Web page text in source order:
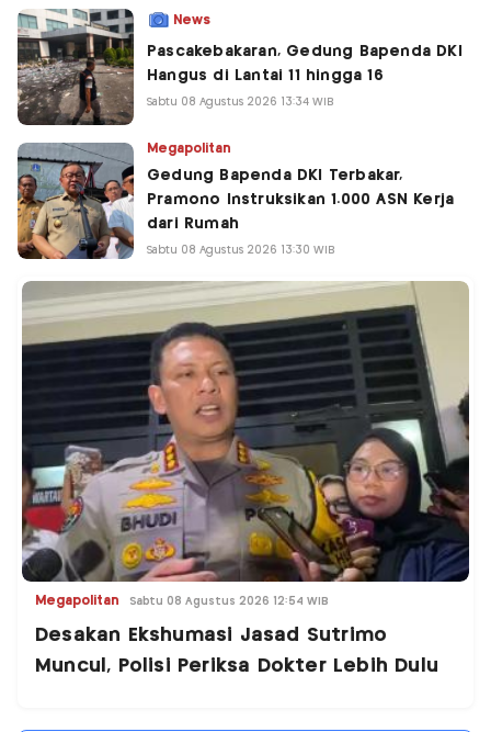
News
Pascakebakaran, Gedung Bapenda DKI
Hangus di Lantai 11 hingga 16
Sabtu 08 Agustus 2026 13:34 WIB
Megapolitan
Gedung Bapenda DKI Terbakar,
Pramono Instruksikan 1.000 ASN Kerja
dari Rumah
Sabtu 08 Agustus 2026 13:30 WIB
Megapolitan Sabtu 08 Agustus 2026 12:54 WIB
Desakan Ekshumasi Jasad Sutrimo
Muncul, Polisi Periksa Dokter Lebih Dulu